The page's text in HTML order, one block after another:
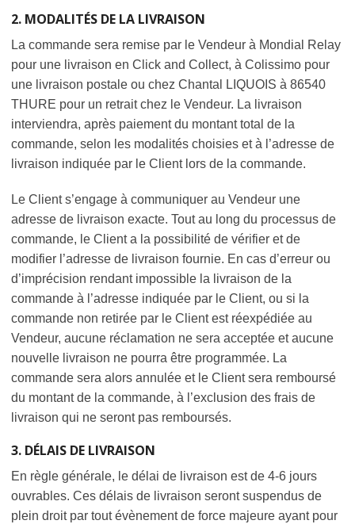
2. MODALITÉS DE LA LIVRAISON
La commande sera remise par le Vendeur à Mondial Relay
pour une livraison en Click and Collect, à Colissimo pour
une livraison postale ou chez Chantal LIQUOIS à 86540
THURE pour un retrait chez le Vendeur. La livraison
interviendra, après paiement du montant total de la
commande, selon les modalités choisies et à l’adresse de
livraison indiquée par le Client lors de la commande.
Le Client s’engage à communiquer au Vendeur une
adresse de livraison exacte. Tout au long du processus de
commande, le Client a la possibilité de vérifier et de
modifier l’adresse de livraison fournie. En cas d’erreur ou
d’imprécision rendant impossible la livraison de la
commande à l’adresse indiquée par le Client, ou si la
commande non retirée par le Client est réexpédiée au
Vendeur, aucune réclamation ne sera acceptée et aucune
nouvelle livraison ne pourra être programmée. La
commande sera alors annulée et le Client sera remboursé
du montant de la commande, à l’exclusion des frais de
livraison qui ne seront pas remboursés.
3. DÉLAIS DE LIVRAISON
En règle générale, le délai de livraison est de 4-6 jours
ouvrables. Ces délais de livraison seront suspendus de
plein droit par tout évènement de force majeure ayant pour